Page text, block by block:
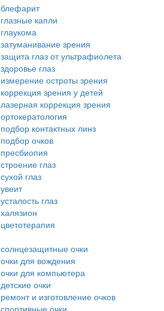
блефарит
глазные капли
глаукома
затуманивание зрения
защита глаз от ультрафиолета
здоровье глаз
измерение остроты зрения
коррекция зрения у детей
лазерная коррекция зрения
ортокератология
подбор контактных линз
подбор очков
пресбиопия
строение глаз
сухой глаз
увеит
усталость глаз
халязион
цветотерапия
солнцезащитные очки
очки для вождения
очки для компьютера
детские очки
ремонт и изготовление очков